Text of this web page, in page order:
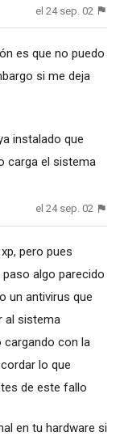
el 24 sep. 02
es que no puedo
si me deja
instalado que
carga el sistema
el 24 sep. 02
pero pues
algo parecido
un antivirus que
al sistema
con la
lo que
de este fallo
en tu hardware si